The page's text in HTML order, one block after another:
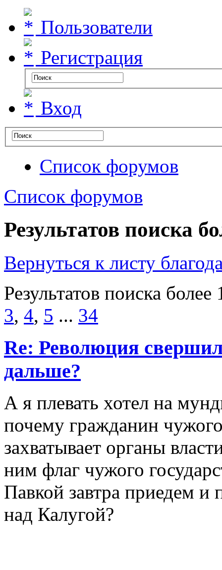
Пользователи
Регистрация
Вход
Список форумов
Список форумов
Результатов поиска
Вернуться к листу
Результатов поиска
3, 4, 5 ... 34
Re: Революция
дальше?
А я плевать хотел на
почему гражданин
захватывает органы
ним флаг чужого
Павкой завтра приедем
над Калугой?